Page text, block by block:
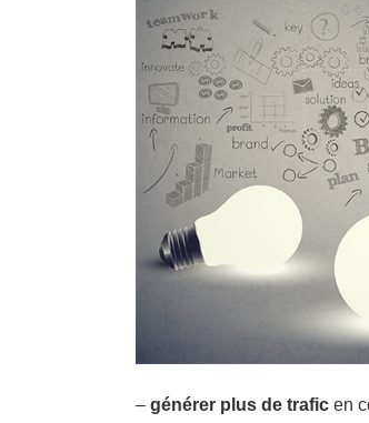
– générer plus de trafic en